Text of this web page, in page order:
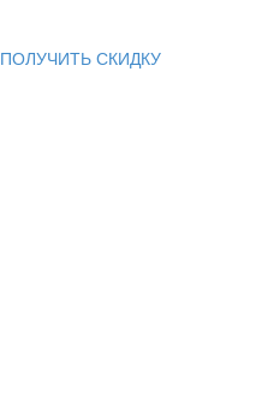
ПОЛУЧИТЬ СКИДКУ